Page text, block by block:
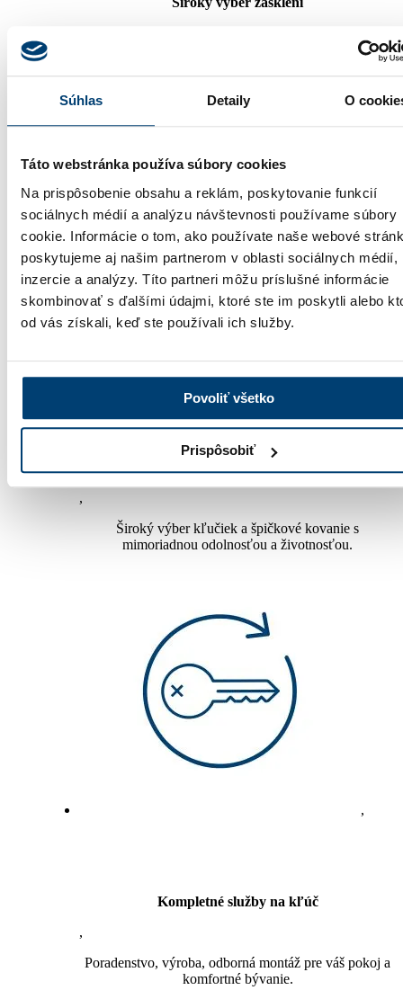
Súhlas Detaily O
Táto webstránka používa súbory cookies
Na prispôsobenie obsahu a reklám, poskytovanie funkcií
sociálnych médií a analýzu návštevnosti používame súbory
cookie. Informácie o tom, ako používate naše webové
poskytujeme aj našim partnerom v oblasti sociálnych médií,
inzercie a analýzy. Títo partneri môžu príslušné informácie
skombinovať s ďalšími údajmi, ktoré ste im poskytli alebo
od vás získali, keď ste používali ich služby.
Povoliť všetko
Prispôsobiť
Moderný dizajn a vysoká bezpečnosť pre každodenné
používanie aj v rodinách s deťmi vďaka kalenému sklu.
,
Široký výber kľučiek a špičkové kovanie s
mimoriadnou odolnosťou a životnosťou.
,
Kompletné služby na kľúč
,
Poradenstvo, výroba, odborná montáž pre váš pokoj a
komfortné bývanie.